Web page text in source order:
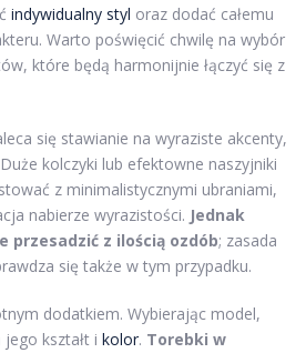
indywidualny styl oraz dodać całemu
Warto poświęcić chwilę na wybór
które będą harmonijnie łączyć się z
się stawianie na wyraziste akcenty,
kolczyki lub efektowne naszyjniki
z minimalistycznymi ubraniami,
nabierze wyrazistości. Jednak
przesadzić z ilością ozdób; zasada
się także w tym przypadku.
dodatkiem. Wybierając model,
kształt i kolor. Torebki w